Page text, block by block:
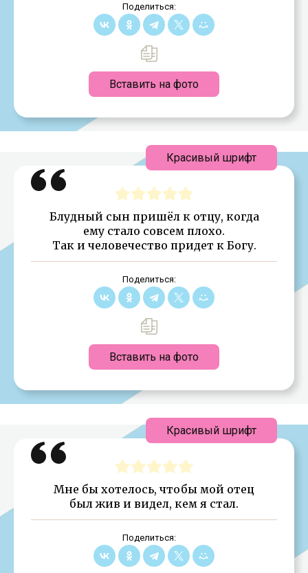
Поделиться:
Вставить на фото
Блудный сын пришёл к отцу, когда
ему стало совсем плохо.
Так и человечество придет к Богу.
Поделиться:
Вставить на фото
Красивый шрифт
Мне бы хотелось, чтобы мой отец
был жив и видел, кем я стал.
Поделиться:
Красивый шрифт